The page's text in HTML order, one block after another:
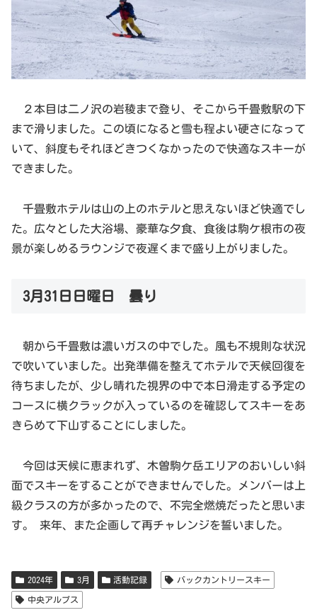
２本目は二ノ沢の岩稜まで登り、そこから千畳敷駅の下
まで滑りました。この頃になると雪も程よい硬さになって
いて、斜度もそれほどきつくなかったので快適なスキーが
できました。
千畳敷ホテルは山の上のホテルと思えないほど快適でし
た。広々とした大浴場、豪華な夕食、食後は駒ケ根市の夜
景が楽しめるラウンジで夜遅くまで盛り上がりました。
3月31日日曜日 曇り
朝から千畳敷は濃いガスの中でした。風も不規則な状況
で吹いていました。出発準備を整えてホテルで天候回復を
待ちましたが、少し晴れた視界の中で本日滑走する予定の
コースに横クラックが入っているのを確認してスキーをあ
きらめて下山することにしました。
今回は天候に恵まれず、木曽駒ケ岳エリアのおいしい斜
面でスキーをすることができませんでした。メンバーは上
級クラスの方が多かったので、不完全燃焼だったと思いま
す。 来年、また企画して再チャレンジを誓いました。
2024年 3月 活動記録 バックカントリースキー
中央アルプス